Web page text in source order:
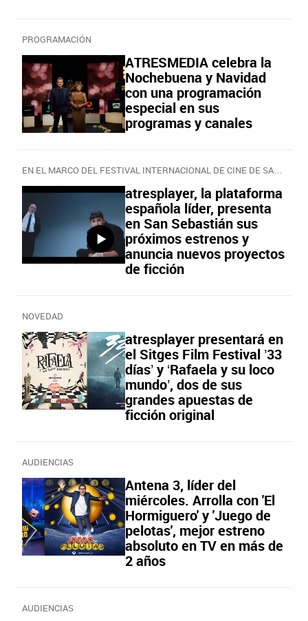
PROGRAMACIÓN
ATRESMEDIA celebra la
Nochebuena y Navidad
con una programación
especial en sus
programas y canales
EN EL MARCO DEL FESTIVAL INTERNACIONAL DE CINE DE SAN SEBASTIÁN
atresplayer, la plataforma
española líder, presenta
en San Sebastián sus
próximos estrenos y
anuncia nuevos proyectos
de ficción
NOVEDAD
atresplayer presentará en
el Sitges Film Festival ’33
días’ y ‘Rafaela y su loco
mundo’, dos de sus
grandes apuestas de
ficción original
AUDIENCIAS
Antena 3, líder del
miércoles. Arrolla con 'El
Hormiguero' y 'Juego de
pelotas', mejor estreno
absoluto en TV en más de
2 años
AUDIENCIAS